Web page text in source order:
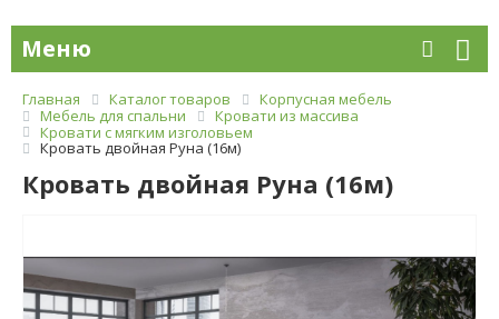
Меню
Главная Каталог товаров
Корпусная мебель
Мебель для спальни
Кровати из массива
Кровати с мягким изголовьем
Кровать двойная Руна (16м)
Кровать двойная Руна (16м)